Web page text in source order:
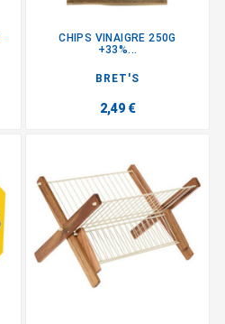
CHIPS VINAIGRE 250G
+33%...
BRET'S
2,49 €